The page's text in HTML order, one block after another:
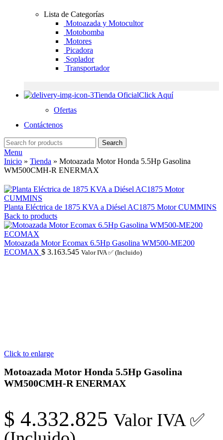
Lista de Categorías
Motoazada y Motocultor
Motobomba
Motores
Picadora
Soplador
Transportador
Tienda OficialClick Aquí
Ofertas
Contáctenos
Search
Menu
Inicio » Tienda » Motoazada Motor Honda 5.5Hp Gasolina
WM500CMH-R ENERMAX
Planta Eléctrica de 1875 KVA a Diésel AC1875 Motor CUMMINS
Back to products
Motoazada Motor Ecomax 6.5Hp Gasolina WM500-ME200
ECOMAX $ 3.163.545 Valor IVA ✅ (Incluido)
Click to enlarge
Motoazada Motor Honda 5.5Hp Gasolina
WM500CMH-R ENERMAX
$ 4.332.825 Valor IVA ✅